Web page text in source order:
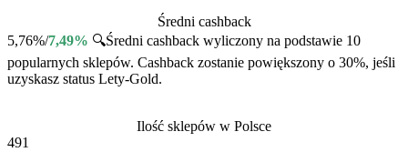
Średni cashback
5,76%/7,49% 🔍Średni cashback wyliczony na podstawie 10
popularnych sklepów. Cashback zostanie powiększony o 30%, jeśli
uzyskasz status Lety-Gold.
Ilość sklepów w Polsce
491